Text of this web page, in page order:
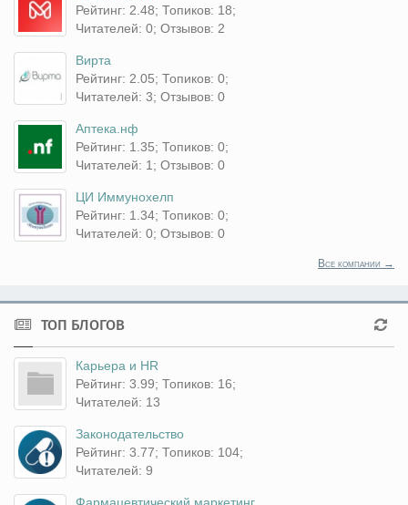
Рейтинг: 2.48; Топиков: 18;
Читателей: 0; Отзывов: 2
Вирта
Рейтинг: 2.05; Топиков: 0;
Читателей: 3; Отзывов: 0
Аптека.нф
Рейтинг: 1.35; Топиков: 0;
Читателей: 1; Отзывов: 0
ЦИ Иммунохелп
Рейтинг: 1.34; Топиков: 0;
Читателей: 0; Отзывов: 0
Все компании →
ТОП БЛОГОВ
Карьера и HR
Рейтинг: 3.99; Топиков: 16;
Читателей: 13
Законодательство
Рейтинг: 3.77; Топиков: 104;
Читателей: 9